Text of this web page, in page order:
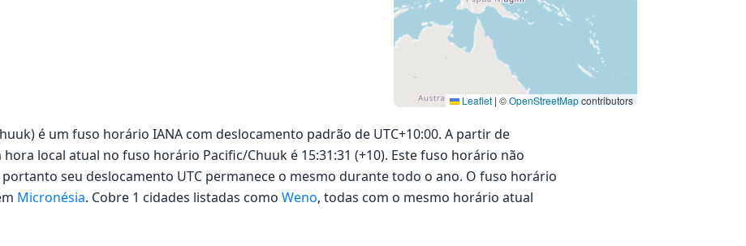
Leaflet | ©OpenStreetMapcontributors
é um fuso horário IANA com deslocamento padrão de UTC+10:00. A partir de
hora local atual no fuso horário Pacific/Chuuk é 15:31:31 (+10). Este fuso horário não
seu deslocamento UTC permanece o mesmo durante todo o ano. O fuso horário
Micronésia. Cobre 1 cidades listadas como Weno, todas com o mesmo horário atual